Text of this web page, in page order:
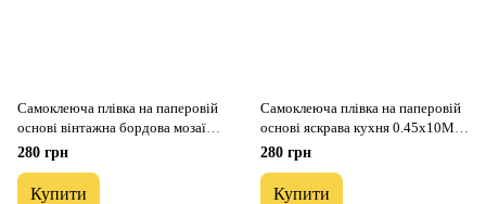
Самоклеюча плівка на паперовій
основі вінтажна бордова мозаїка
0,45х10м SW-00000789
280 грн
Купити
Самоклеюча плівка на паперовій
основі яскрава кухня 0.45х10M
SW-00000795
280 грн
Купити